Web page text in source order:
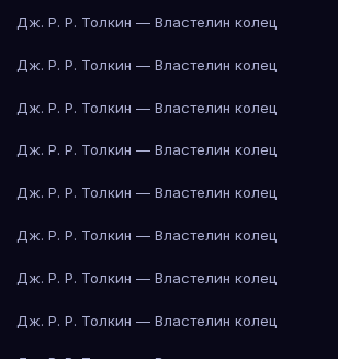
Дж. Р. Р. Толкин — Властелин колец
Дж. Р. Р. Толкин — Властелин колец
Дж. Р. Р. Толкин — Властелин колец
Дж. Р. Р. Толкин — Властелин колец
Дж. Р. Р. Толкин — Властелин колец
Дж. Р. Р. Толкин — Властелин колец
Дж. Р. Р. Толкин — Властелин колец
Дж. Р. Р. Толкин — Властелин колец